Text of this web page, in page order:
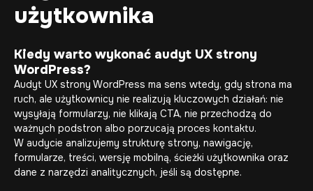
użytkownika
Kiedy warto wykonać audyt UX strony
WordPress?
Audyt UX strony WordPress ma sens wtedy, gdy strona ma
ruch, ale użytkownicy nie realizują kluczowych działań: nie
wysyłają formularzy, nie klikają CTA, nie przechodzą do
ważnych podstron albo porzucają proces kontaktu.
W audycie analizujemy strukturę strony, nawigację,
formularze, treści, wersję mobilną, ścieżki użytkownika oraz
dane z narzędzi analitycznych, jeśli są dostępne.